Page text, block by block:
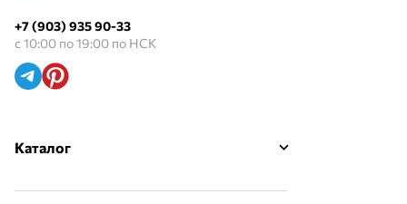
+7 (903) 935 90-33
с 10:00 по 19:00 по НСК
Каталог